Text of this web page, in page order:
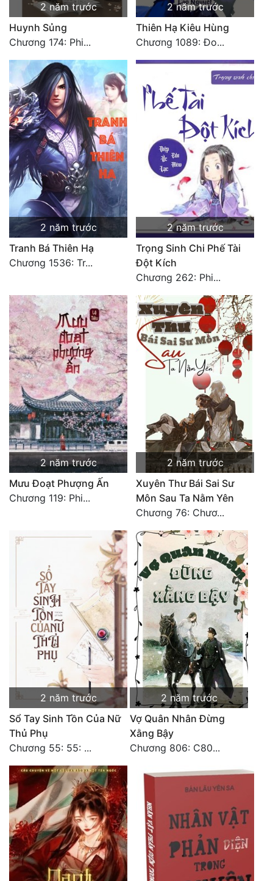
2 năm trước
Huynh Sủng
Chương 174: Phi...
2 năm trước
Thiên Hạ Kiêu Hùng
Chương 1089: Đo...
2 năm trước
Tranh Bá Thiên Hạ
Chương 1536: Tr...
2 năm trước
Trọng Sinh Chi Phế Tài
Đột Kích
Chương 262: Phi...
2 năm trước
Mưu Đoạt Phượng Ấn
Chương 119: Phi...
2 năm trước
Xuyên Thư Bái Sai Sư
Môn Sau Ta Nằm Yên
Chương 76: Chươ...
2 năm trước
Sổ Tay Sinh Tồn Của Nữ
Thủ Phụ
Chương 55: 55: ...
2 năm trước
Vợ Quân Nhân Đừng
Xằng Bậy
Chương 806: C80...